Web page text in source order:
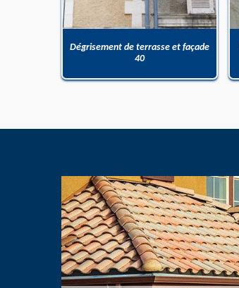
Dégrisement de terrasse et façade
40